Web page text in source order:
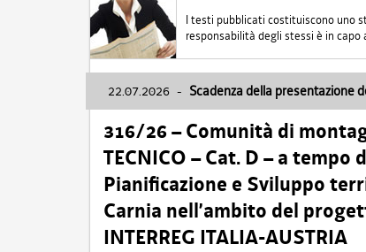
I testi pubblicati costituiscono uno
responsabilità degli stessi è in
22.07.2026 - Scadenza della presentazione
316/26 – Comunità di
TECNICO – Cat. D – a
Pianificazione e Sviluppo
Carnia nell’ambito del
INTERREG ITALIA-AUSTRIA